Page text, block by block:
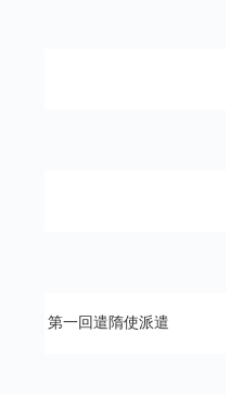
第一回遣隋使派遣